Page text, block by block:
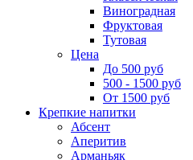
Виноградная
Фруктовая
Тутовая
Цена
До 500 руб
500 - 1500 руб
От 1500 руб
Крепкие напитки
Абсент
Аперитив
Арманьяк